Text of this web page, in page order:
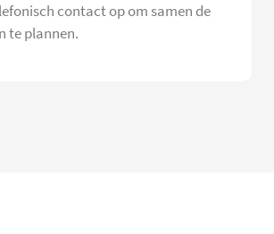
contact op om samen de
te plannen.